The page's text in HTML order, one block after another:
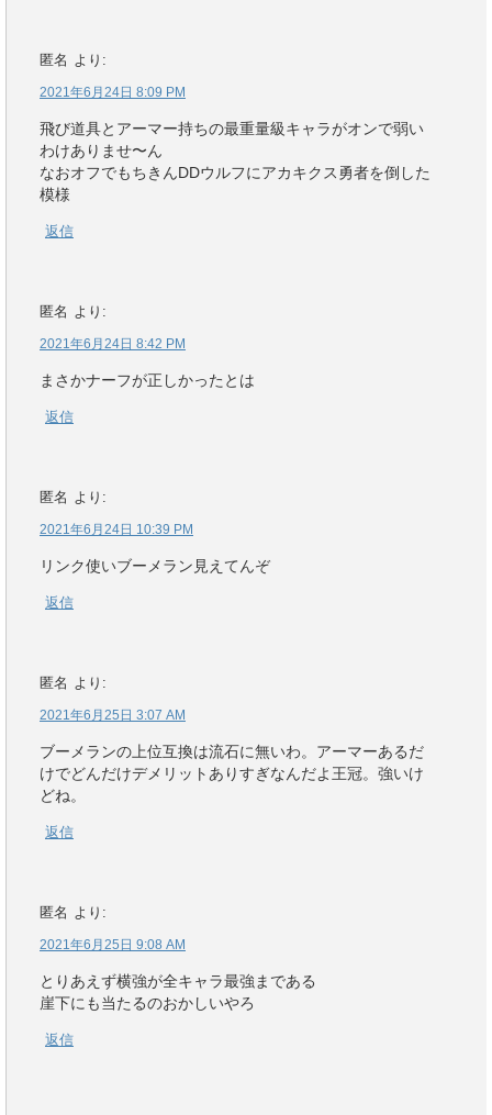
匿名 より:
2021年6月24日 8:09 PM
飛び道具とアーマー持ちの最重量級キャラがオンで弱い
わけありませ〜ん
なおオフでもちきんDDウルフにアカキクス勇者を倒した
模様
返信
匿名 より:
2021年6月24日 8:42 PM
まさかナーフが正しかったとは
返信
匿名 より:
2021年6月24日 10:39 PM
リンク使いブーメラン見えてんぞ
返信
匿名 より:
2021年6月25日 3:07 AM
ブーメランの上位互換は流石に無いわ。アーマーあるだ
けでどんだけデメリットありすぎなんだよ王冠。強いけ
どね。
返信
匿名 より:
2021年6月25日 9:08 AM
とりあえず横強が全キャラ最強まである
崖下にも当たるのおかしいやろ
返信